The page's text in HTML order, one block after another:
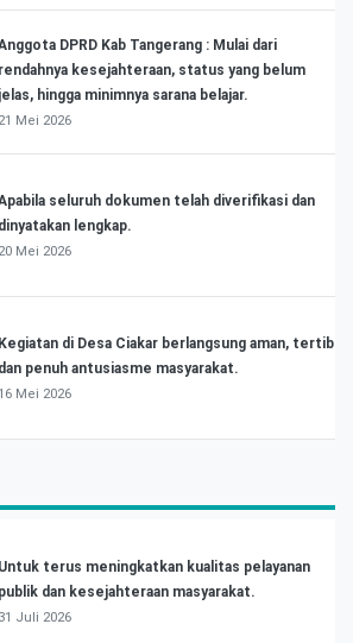
DPRD Kab Tangerang : Mulai dari
rendahnya kesejahteraan, status yang belum
jelas, hingga minimnya sarana belajar.
21 Mei 2026
seluruh dokumen telah diverifikasi dan
dinyatakan lengkap.
20 Mei 2026
Kegiatan di Desa Ciakar berlangsung aman, tertib
dan penuh antusiasme masyarakat.
16 Mei 2026
Untuk terus meningkatkan kualitas pelayanan
publik dan kesejahteraan masyarakat.
31 Juli 2026